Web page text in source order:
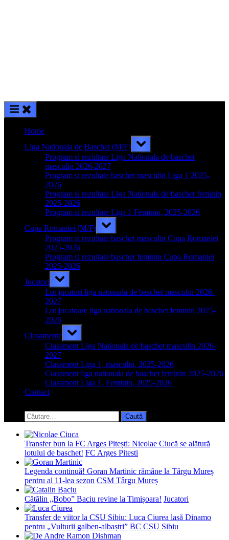
Home
Liga Nationala de Baschet (M/F)
Toggle
sub-
menu
Program si rezultate Liga Nationala de baschet
masculin 2026-2027
Program si rezultate baschet masculin Liga 1 2025-
2026
Program si rezultate Liga Nationala de baschet feminin
2025-2026
Program si rezultate Liga 1 Feminin, 2025-2026
Cupa Romaniei (M/F)
Toggle
sub-
menu
Program si rezultate baschet masculin Cupa Romaniei
2025-2026
Program si rezultate baschet feminin Cupa Romaniei
2025-2026
Jucatori
Toggle
sub-
menu
Lot jucatori liga nationala de baschet masculin 2026-
2027
Lot jucatoare liga nationala de baschet feminin 2025-
2026
Clasamente
Toggle
sub-
menu
Clasament Liga Nationala de baschet masculin 2026-
2027
Clasament Liga 1, masculin, 2025-2026
Clasament liga nationala de baschet feminin 2025-2026
Clasament Liga 1, Feminin, 2025-2026
Contact
search
form
Caută
după:
Transfer bun la FC Argeș Pitești: Nicolae Ciucă se alătură
lotului de baschet! FC Arges Pitesti
Legenda continuă! Goran Martinic rămâne la Târgu Mureș
pentru al 11-lea sezon CSM Târgu Mureș
Cătălin „Bobo” Baciu revine la Timișoara! Jucatori
Transfer de viitor la CSU Sibiu: Luca Ciurea lasă Dinamo
pentru „Vulturii galben-albaștri” BC CSU Sibiu